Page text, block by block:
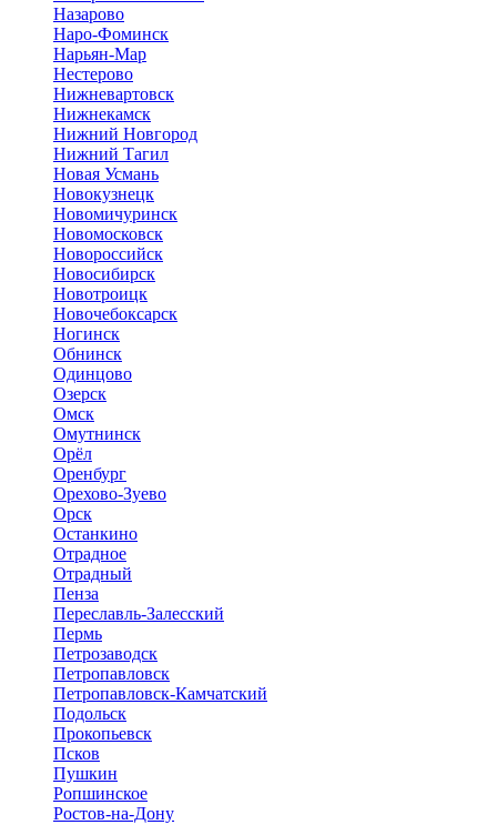
Назарово
Наро-Фоминск
Нарьян-Мар
Нестерово
Нижневартовск
Нижнекамск
Нижний Новгород
Нижний Тагил
Новая Усмань
Новокузнецк
Новомичуринск
Новомосковск
Новороссийск
Новосибирск
Новотроицк
Новочебоксарск
Ногинск
Обнинск
Одинцово
Озерск
Омск
Омутнинск
Орёл
Оренбург
Орехово-Зуево
Орск
Останкино
Отрадное
Отрадный
Пенза
Переславль-Залесский
Пермь
Петрозаводск
Петропавловск
Петропавловск-Камчатский
Подольск
Прокопьевск
Псков
Пушкин
Ропшинское
Ростов-на-Дону